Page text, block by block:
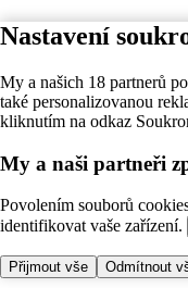
Nastavení
My a našich 18 partnerů
také personalizovanou
kliknutím na odkaz
My a naši partneři
Povolením souborů
identifikovat vaše zařízení.
Přijmout vše Odmítnout